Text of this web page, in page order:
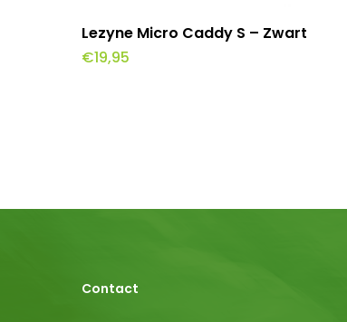
Toevoegen Aan Winkelwagen
Lezyne Micro Caddy S – Zwart
€19,95
Contact